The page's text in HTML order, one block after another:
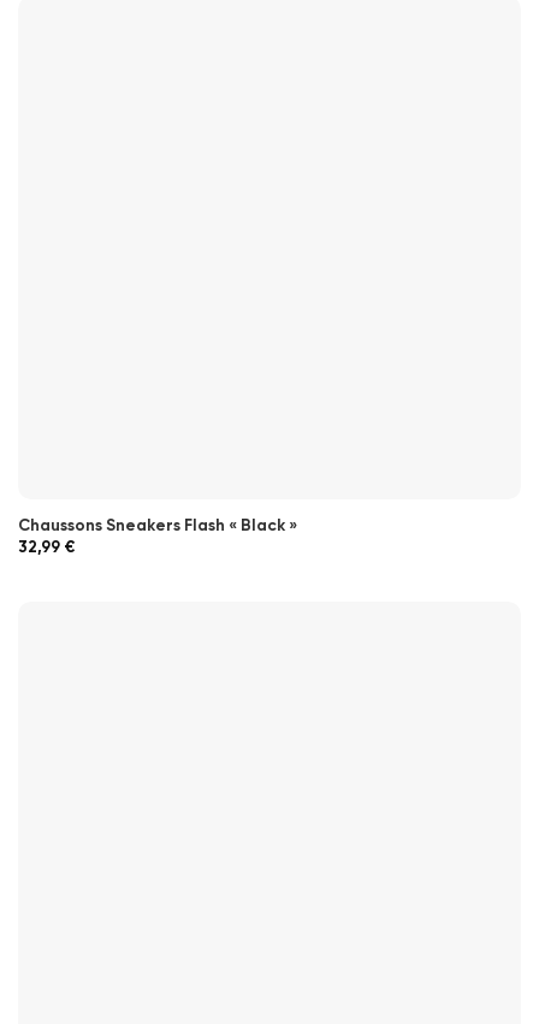
Chaussons Sneakers Flash « Black »
32,99 €